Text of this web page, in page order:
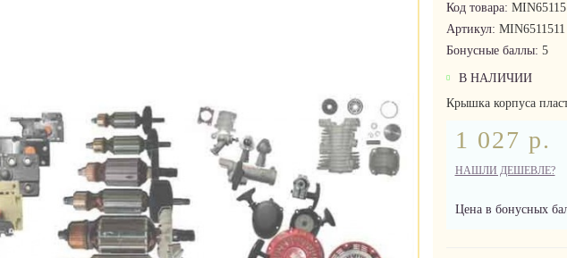
Код товара:
Артикул: MIN6511511
Бонусные баллы: 5
В НАЛИЧИИ
Крышка корпуса
1 027 р.
НАШЛИ ДЕШЕВЛЕ?
Цена в бонусных